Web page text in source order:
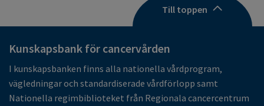
Till toppen
Kunskapsbank för cancervården
I kunskapsbanken finns alla nationella vårdprogram,
vägledningar och standardiserade vårdförlopp samt
Nationella regimbiblioteket från Regionala cancercentrum